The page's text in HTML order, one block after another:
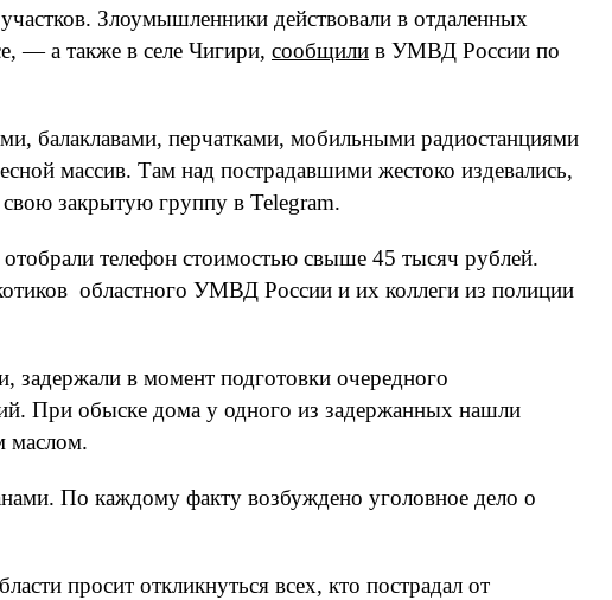
Злоумышленники действовали в отдаленных
— а также в селе Чигири, сообщили в УМВД России по
балаклавами, перчатками, мобильными радиостанциями
массив. Там над пострадавшими жестоко издевались,
закрытую группу в Telegram.
телефон стоимостью свыше 45 тысяч рублей.
областного УМВД России и их коллеги из полиции
в момент подготовки очередного
При обыске дома у одного из задержанных нашли
маслом.
По каждому факту возбуждено уголовное дело о
просит откликнуться всех, кто пострадал от